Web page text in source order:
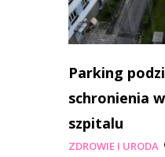
Parking
schronienia
szpitalu
ZDROWIE I URODA